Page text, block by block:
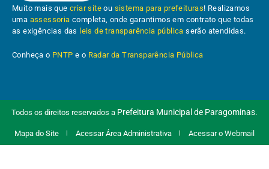
Muito mais quecriar site ou sistema para prefeituras! Realizamos
uma assessoria completa, onde garantimos em contrato que todas
as exigências das leis de transparência pública serão atendidas.
Conheça o PNTP e o Radar da Transparência Pública
Todos os direitos reservados a Prefeitura Municipal de Paragominas.
Mapa do Site Acessar Área Administrativa Acessar o Webmail